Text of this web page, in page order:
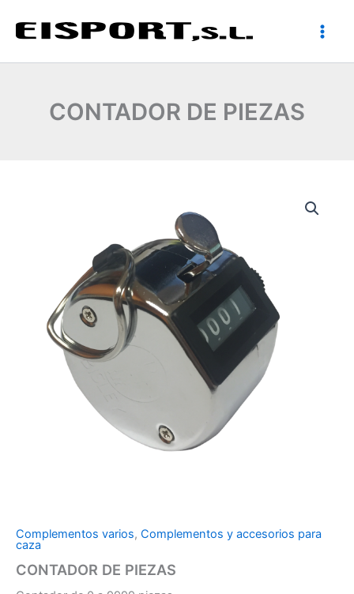
CONTADOR DE PIEZAS
Complementos varios, Complementos y accesorios para
caza
CONTADOR DE PIEZAS